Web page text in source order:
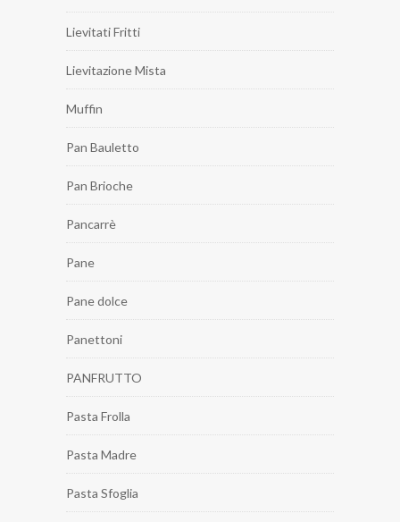
Lievitati Fritti
Lievitazione Mista
Muffin
Pan Bauletto
Pan Brioche
Pancarrè
Pane
Pane dolce
Panettoni
PANFRUTTO
Pasta Frolla
Pasta Madre
Pasta Sfoglia